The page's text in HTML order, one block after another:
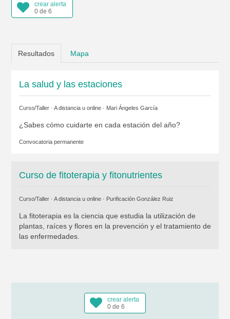
crear alerta
0 de 6
Resultados Mapa
La salud y las estaciones
Curso/Taller · A distancia u online · Mari Ángeles García
¿Sabes cómo cuidarte en cada estación del año?
Convocatoria permanente
Curso de fitoterapia y fitonutrientes
Curso/Taller · A distancia u online · Purificación González Ruiz
La fitoterapia es la ciencia que estudia la utilización de
plantas, raíces y flores en la prevención y el tratamiento de
las enfermedades.
crear alerta
0 de 6